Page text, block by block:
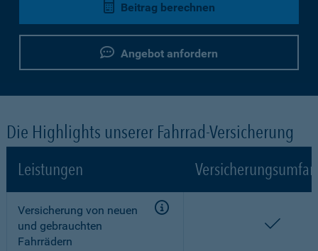
Beitrag berechnen
Angebot anfordern
Die Highlights unserer Fahrrad-Versicherung
Leistungen
Versicherung von neuen
und gebrauchten
Fahrrädern